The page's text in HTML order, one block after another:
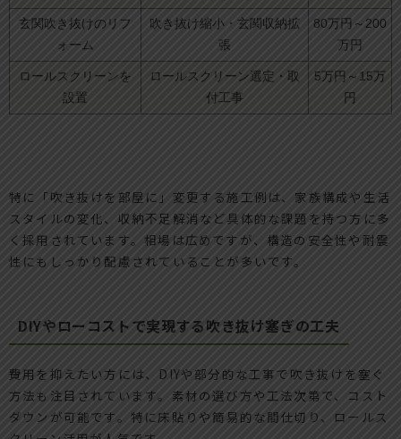
玄関吹き抜けのリフ
ォーム
吹き抜け縮小・玄関収納拡
張
80万円～200
万円
ロールスクリーンを
設置
ロールスクリーン選定・取
付工事
5万円～15万
円
特に「吹き抜けを部屋に」変更する施工例は、家族構成や生活
スタイルの変化、収納不足解消など具体的な課題を持つ方に多
く採用されています。相場は広めですが、構造の安全性や耐震
性にもしっかり配慮されていることが多いです。
DIYやローコストで実現する吹き抜け塞ぎの工夫
費用を抑えたい方には、DIYや部分的な工事で吹き抜けを塞ぐ
方法も注目されています。素材の選び方や工法次第で、コスト
ダウンが可能です。特に床貼りや簡易的な間仕切り、ロールス